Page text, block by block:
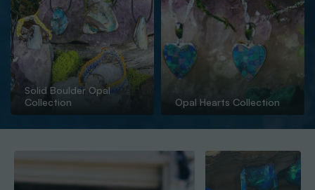
Solid Boulder Opal
Collection
Opal Hearts Collection